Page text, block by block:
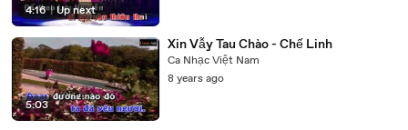
4:16 | Up next
5:03
Xin Vẫy Tau Chào - Chế Linh
Ca Nhạc Việt Nam
8 years ago